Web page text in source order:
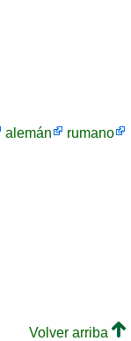
alemán
rumano
Volver arriba